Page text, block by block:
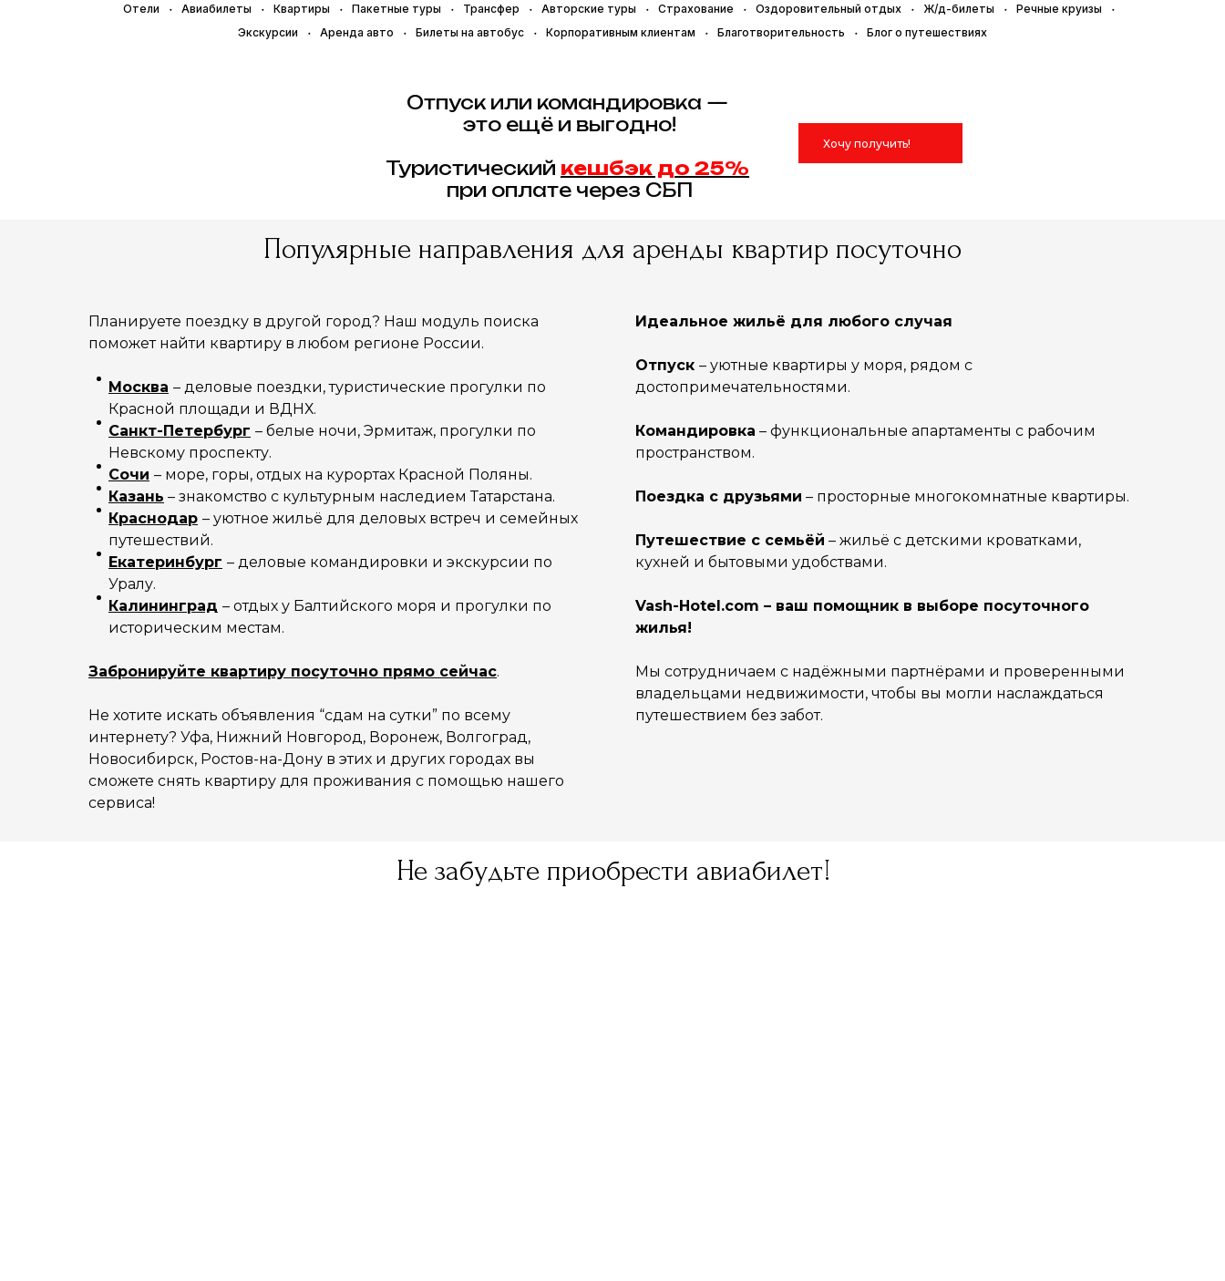
Отели Авиабилеты Квартиры Пакетные туры Трансфер Авторские туры Страхование Оздоровительный отдых Ж/д-билеты
Речные круизы
Экскурсии
Аренда авто Билеты на автобус Корпоративным клиентам Благотворительность Блог о путешествиях
Хочу получить!
Отпуск или командировка —
это ещё и выгодно!
Туристический кешбэк до 25%
при оплате через СБП
Популярные направления для аренды квартир посуточно
Планируете поездку в другой город? Наш модуль поиска
поможет найти квартиру в любом регионе России.
Москва – деловые поездки, туристические прогулки по
Красной площади и ВДНХ.
Санкт-Петербург – белые ночи, Эрмитаж, прогулки по
Невскому проспекту.
Сочи – море, горы, отдых на курортах Красной Поляны.
Казань – знакомство с культурным наследием Татарстана.
Краснодар – уютное жильё для деловых встреч и семейных
путешествий.
Екатеринбург – деловые командировки и экскурсии по
Уралу.
Калининград – отдых у Балтийского моря и прогулки по
историческим местам.
Забронируйте квартиру посуточно прямо сейчас.
Не хотите искать объявления “сдам на сутки” по всему
интернету? Уфа, Нижний Новгород, Воронеж, Волгоград,
Новосибирск, Ростов-на-Дону в этих и других городах вы
сможете снять квартиру для проживания с помощью нашего
сервиса!
Идеальное жильё для любого случая
Отпуск – уютные квартиры у моря, рядом с
достопримечательностями.
Командировка – функциональные апартаменты с рабочим
пространством.
Поездка с друзьями – просторные многокомнатные квартиры.
Путешествие с семьёй – жильё с детскими кроватками,
кухней и бытовыми удобствами.
Vash-Hotel.com – ваш помощник в выборе посуточного
жилья!
Мы сотрудничаем с надёжными партнёрами и проверенными
владельцами недвижимости, чтобы вы могли наслаждаться
путешествием без забот.
Не забудьте приобрести авиабилет!